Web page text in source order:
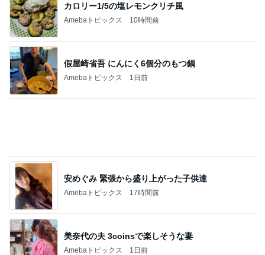
カロリー1/5の塩レモンクリチ風
Amebaトピックス 10時間前
假屋崎省吾 にんにく6個分のもつ鍋
Amebaトピックス 1日前
安めぐみ 緊張から盛り上がった子供達
Amebaトピックス 17時間前
美奈代の夫 3coinsで楽しそうな妻
Amebaトピックス 1日前